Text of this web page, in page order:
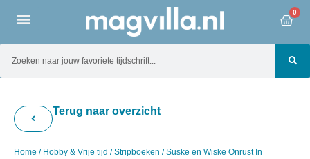
0
Terug naar overzicht
Home / Hobby & Vrije tijd /Stripboeken / Suske en Wiske Onrust In